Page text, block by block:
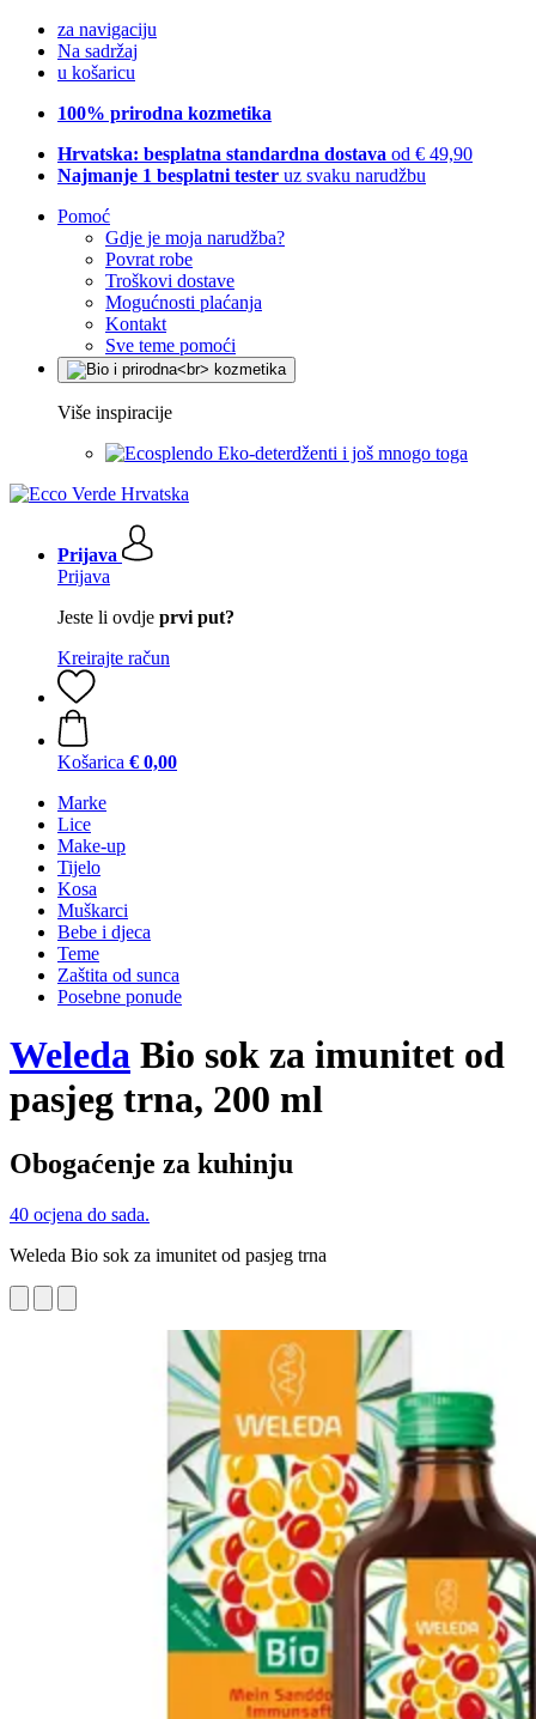
za navigaciju
Na sadržaj
u košaricu
100% prirodna kozmetika
Hrvatska: besplatna standardna dostava od € 49,90
Najmanje 1 besplatni tester uz svaku narudžbu
Pomoć
Gdje je moja narudžba?
Povrat robe
Troškovi dostave
Mogućnosti plaćanja
Kontakt
Sve teme pomoći
Više inspiracije
Eko-deterdženti i još mnogo toga
Prijava
Prijava
Jeste li ovdje prvi put?
Kreirajte račun
Košarica € 0,00
Marke
Lice
Make-up
Tijelo
Kosa
Muškarci
Bebe i djeca
Teme
Zaštita od sunca
Posebne ponude
Weleda Bio sok za imunitet od
pasjeg trna, 200 ml
Obogaćenje za kuhinju
40 ocjena do sada.
Weleda Bio sok za imunitet od pasjeg trna